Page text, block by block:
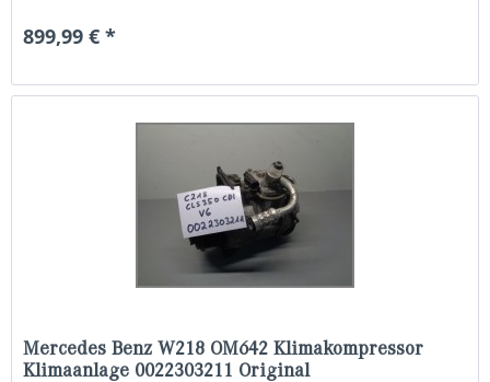
899,99 € *
Mercedes Benz W218 OM642 Klimakompressor
Klimaanlage 0022303211 Original